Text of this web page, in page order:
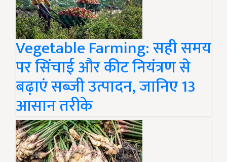
Vegetable Farming: सही समय
पर सिंचाई और कीट नियंत्रण से
बढ़ाएं सब्जी उत्पादन, जानिए 13
आसान तरीके